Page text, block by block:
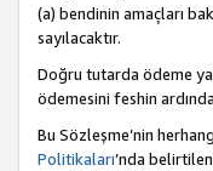
(a) bendinin amaçları
sayılacaktır.
Doğru tutarda ödeme
ödemesini feshin
Bu Sözleşme’nin
Politikaları’nda